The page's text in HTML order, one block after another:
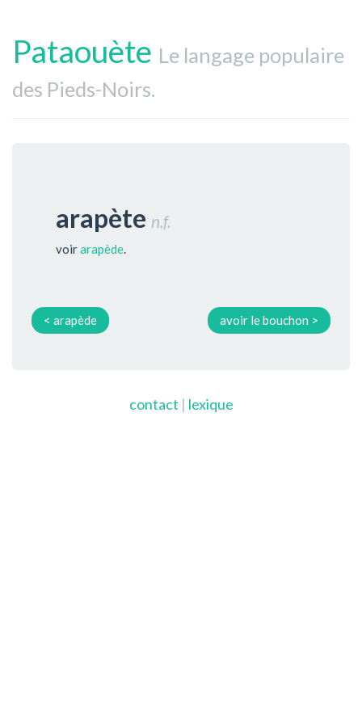
Pataouète Le langage populaire
des Pieds-Noirs.
arapète n.f.
voirarapède
< arapède avoir le bouchon >
contact | lexique